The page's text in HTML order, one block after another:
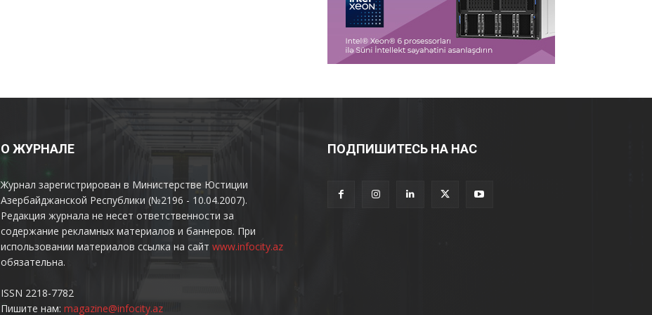
О ЖУРНАЛЕ
Журнал зарегистрирован в Министерстве Юстиции
Азербайджанской Республики (№2196 - 10.04.2007).
Редакция журнала не несет ответственности за
содержание рекламных материалов и баннеров. При
использовании материалов ссылка на сайт www.infocity.az
обязательна.
ISSN 2218-7782
Пишите нам: magazine@infocity.az
ПОДПИШИТЕСЬ НА НАС